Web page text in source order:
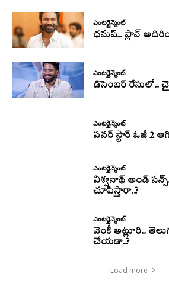
ఎంటర్టైన్మెంట్
ధనుష్‌.. ప్లాన్
ఎంటర్టైన్మెంట్
డిసెంబర్ రేసులో..
ఎంటర్టైన్మెంట్
పవర్ స్టార్ ఓజీ 2
ఎంటర్టైన్మెంట్
విశ్వనాథ్ అండ్
చూపిస్తారా..?
ఎంటర్టైన్మెంట్
వెంకీ అట్లూరి..
చేయడా..?
Load more